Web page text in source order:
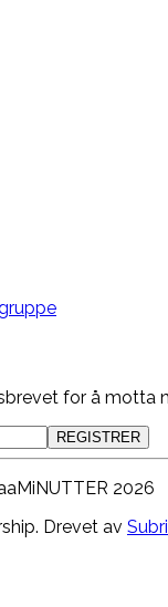
for å motta
REGISTRER
2026
Drevet av